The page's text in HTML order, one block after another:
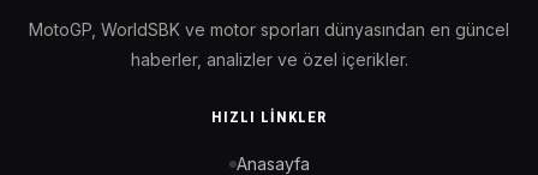
MotoGP, WorldSBK ve motor sporları dünyasından en güncel
haberler, analizler ve özel içerikler.
HIZLI LINKLER
Anasayfa